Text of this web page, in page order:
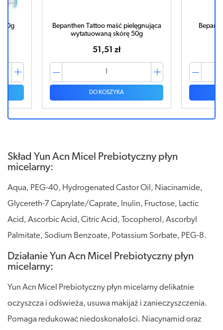
20g
Bepanthen Tattoo maść pielęgnująca
wytatuowaną skórę 50g
51,51 zł
DO KOSZYKA
Skład Yun Acn Micel Prebiotyczny płyn
micelarny:
Aqua, PEG-40, Hydrogenated Castor Oil, Niacinamide,
Glycereth-7 Caprylate/Caprate, Inulin, Fructose, Lactic
Acid, Ascorbic Acid, Citric Acid, Tocopherol, Ascorbyl
Palmitate, Sodium Benzoate, Potassium Sorbate, PEG-8.
Działanie Yun Acn Micel Prebiotyczny płyn
micelarny:
Yun Acn Micel Prebiotyczny płyn micelarny delikatnie
oczyszcza i odświeża, usuwa makijaż i zanieczyszczenia.
Pomaga redukować niedoskonałości. Niacynamid oraz